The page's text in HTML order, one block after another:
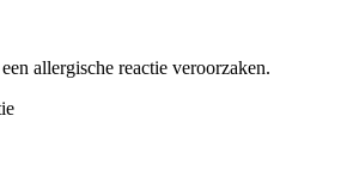
allergische reactie veroorzaken.